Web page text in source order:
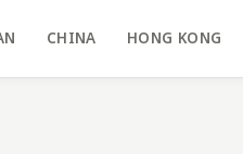
CHINA HONG KONG